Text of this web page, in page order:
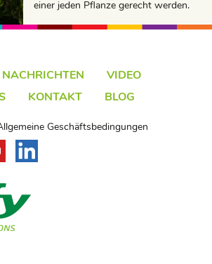
einer jeden Pflanze gerecht werden.
NACHRICHTEN
VIDEO
KONTAKT BLOG
Geschäftsbedingungen